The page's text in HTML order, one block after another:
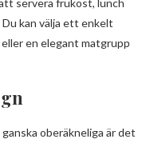
servera frukost, lunch
kan välja ett enkelt
en elegant matgrupp
oberäkneliga är det